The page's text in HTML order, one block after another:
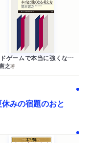
カードゲームで本当に強くなる考え方
之著
みの宿題のおと